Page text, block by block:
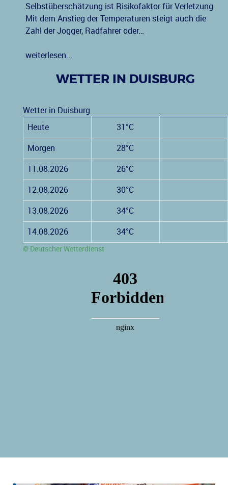
Selbstüberschätzung ist Risikofaktor für Verletzung
Mit dem Anstieg der Temperaturen steigt auch die
Zahl der Jogger, Radfahrer oder…
weiterlesen...
WETTER IN DUISBURG
Wetter in Duisburg
Heute
31°C
Morgen 28°C
11.08.2026 26°C
12.08.2026 30°C
13.08.2026 34°C
14.08.2026 34°C
© Deutscher Wetterdienst